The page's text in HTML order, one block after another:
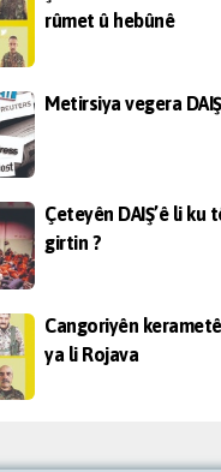
rûmet û hebûnê
Metirsiya vegera
Çeteyên DAIŞ’ê li ku
girtin ?
Cangoriyên kerametê
ya li Rojava